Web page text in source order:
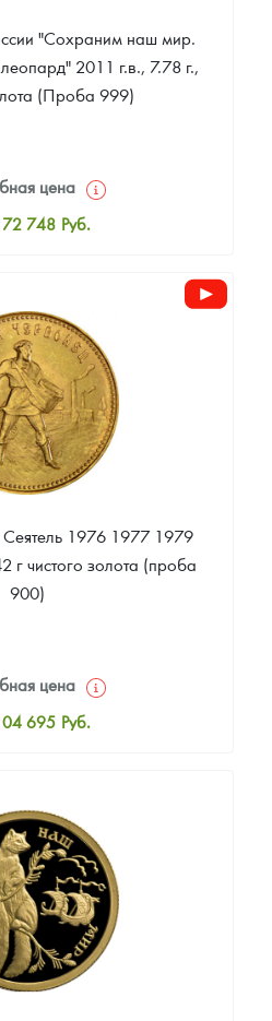
"Сохраним наш мир.
2011 г.в., 7.78 г.,
(Проба 999)
цена
748 Руб.
выкупа
Звоните
1976 1977 1979
г чистого золота (проба
900)
цена
695 Руб.
выкупа
575 Руб.